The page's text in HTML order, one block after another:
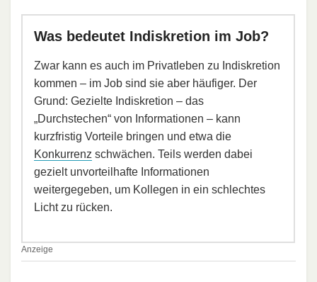
Was bedeutet Indiskretion im Job?
Zwar kann es auch im Privatleben zu Indiskretion
kommen – im Job sind sie aber häufiger. Der
Grund: Gezielte Indiskretion – das
„Durchstechen“ von Informationen – kann
kurzfristig Vorteile bringen und etwa die
Konkurrenz schwächen. Teils werden dabei
gezielt unvorteilhafte Informationen
weitergegeben, um Kollegen in ein schlechtes
Licht zu rücken.
Anzeige